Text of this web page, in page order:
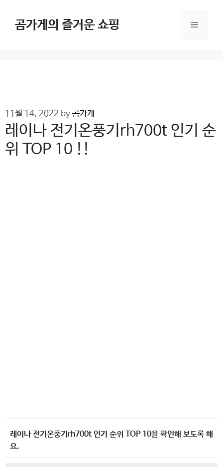
content곰가게의 즐거운 쇼핑 Menu
11월 14, 2022 by 곰가게
레이나 전기온풍기rh700t 인기 순
위 TOP 10 !!
레이나 전기온풍기rh700t 인기 순위 TOP 10을 확인해 보도록 해
요.